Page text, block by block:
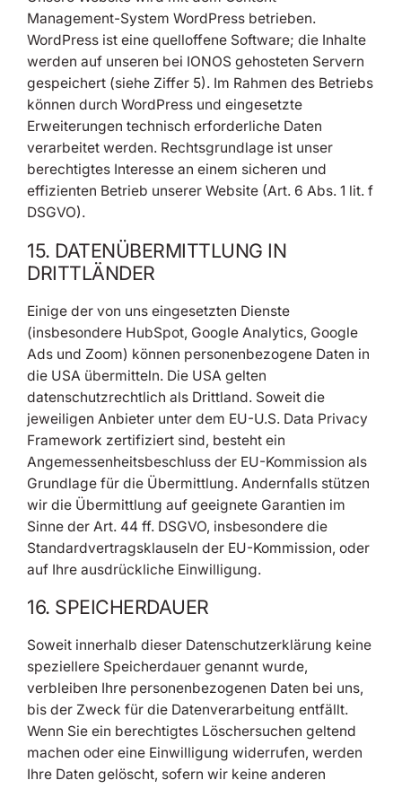
Management-System WordPress betrieben.
WordPress ist eine quelloffene Software; die Inhalte
werden auf unseren bei IONOS gehosteten Servern
gespeichert (siehe Ziffer 5). Im Rahmen des Betriebs
können durch WordPress und eingesetzte
Erweiterungen technisch erforderliche Daten
verarbeitet werden. Rechtsgrundlage ist unser
berechtigtes Interesse an einem sicheren und
effizienten Betrieb unserer Website (Art. 6 Abs. 1 lit. f
DSGVO).
15. DATENÜBERMITTLUNG IN
DRITTLÄNDER
Einige der von uns eingesetzten Dienste
(insbesondere HubSpot, Google Analytics, Google
Ads und Zoom) können personenbezogene Daten in
die USA übermitteln. Die USA gelten
datenschutzrechtlich als Drittland. Soweit die
jeweiligen Anbieter unter dem EU-U.S. Data Privacy
Framework zertifiziert sind, besteht ein
Angemessenheitsbeschluss der EU-Kommission als
Grundlage für die Übermittlung. Andernfalls stützen
wir die Übermittlung auf geeignete Garantien im
Sinne der Art. 44 ff. DSGVO, insbesondere die
Standardvertragsklauseln der EU-Kommission, oder
auf Ihre ausdrückliche Einwilligung.
16. SPEICHERDAUER
Soweit innerhalb dieser Datenschutzerklärung keine
speziellere Speicherdauer genannt wurde,
verbleiben Ihre personenbezogenen Daten bei uns,
bis der Zweck für die Datenverarbeitung entfällt.
Wenn Sie ein berechtigtes Löschersuchen geltend
machen oder eine Einwilligung widerrufen, werden
Ihre Daten gelöscht, sofern wir keine anderen